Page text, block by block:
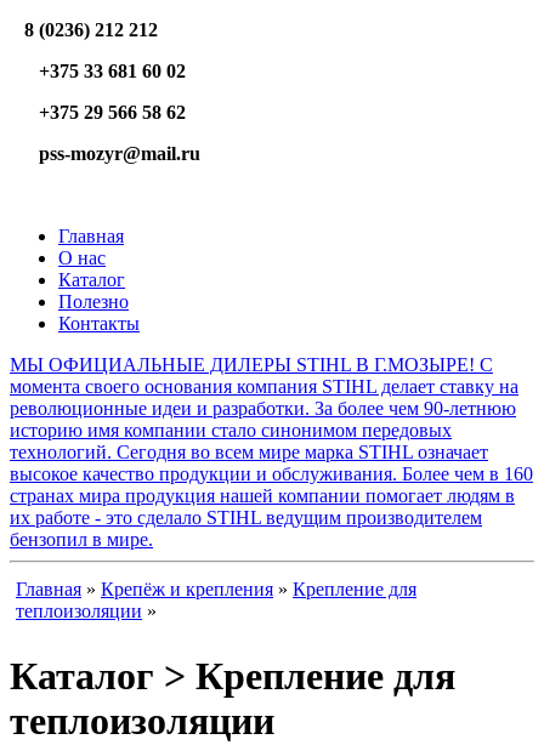
8 (0236) 212 212
+375 33 681 60 02
+375 29 566 58 62
pss-mozyr@mail.ru
Главная
О нас
Каталог
Полезно
Контакты
МЫ ОФИЦИАЛЬНЫЕ ДИЛЕРЫ STIHL В Г.МОЗЫРЕ! С
момента своего основания компания STIHL делает ставку на
революционные идеи и разработки. За более чем 90-летнюю
историю имя компании стало синонимом передовых
технологий. Сегодня во всем мире марка STIHL означает
высокое качество продукции и обслуживания. Более чем в 160
странах мира продукция нашей компании помогает людям в
их работе - это сделало STIHL ведущим производителем
бензопил в мире.
Главная » Крепёж и крепления » Крепление для
теплоизоляции »
Каталог > Крепление для
теплоизоляции